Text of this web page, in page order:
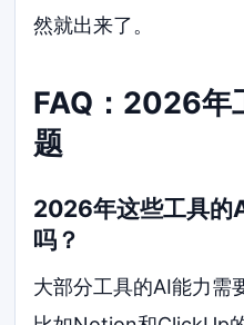
然就出来了。
FAQ：2026年
题
2026年这些工具的
吗？
大部分工具的AI能力需